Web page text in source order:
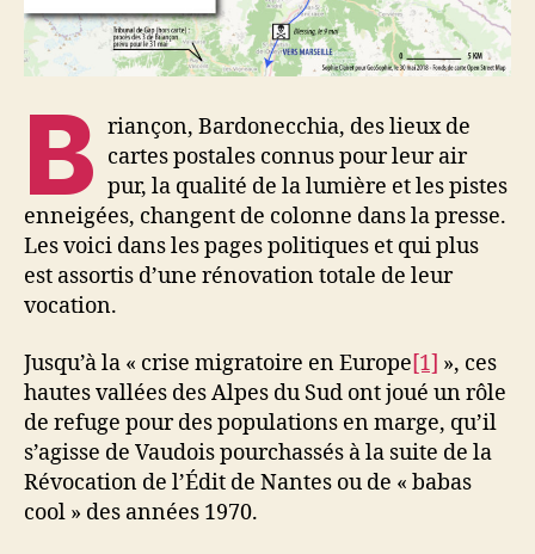
B riançon, Bardonecchia, des lieux de
cartes postales connus pour leur air
pur, la qualité de la lumière et les pistes
enneigées, changent de colonne dans la presse.
Les voici dans les pages politiques et qui plus
est assortis d’une rénovation totale de leur
vocation.
Jusqu’à la « crise migratoire en Europe[1] », ces
hautes vallées des Alpes du Sud ont joué un rôle
de refuge pour des populations en marge, qu’il
s’agisse de Vaudois pourchassés à la suite de la
Révocation de l’Édit de Nantes ou de « babas
cool » des années 1970.